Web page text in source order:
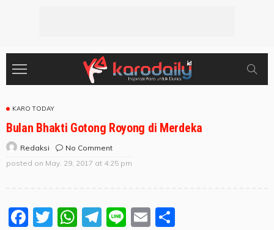
KARO TODAY
Bulan Bhakti Gotong Royong di Merdeka
Redaksi
No Comment
posted on May. 29, 2017 at 4:25 pm
Facebook
Twitter
WhatsApp
Telegram
LineEmail